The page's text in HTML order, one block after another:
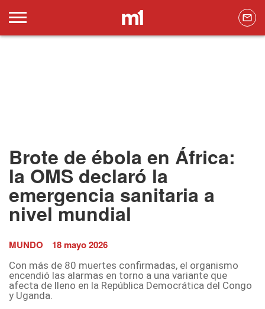
Brote de ébola en África:
la OMS declaró la
emergencia sanitaria a
nivel mundial
MUNDO 18 mayo 2026
Con más de 80 muertes confirmadas, el organismo
encendió las alarmas en torno a una variante que
afecta de lleno en la República Democrática del Congo
y Uganda.